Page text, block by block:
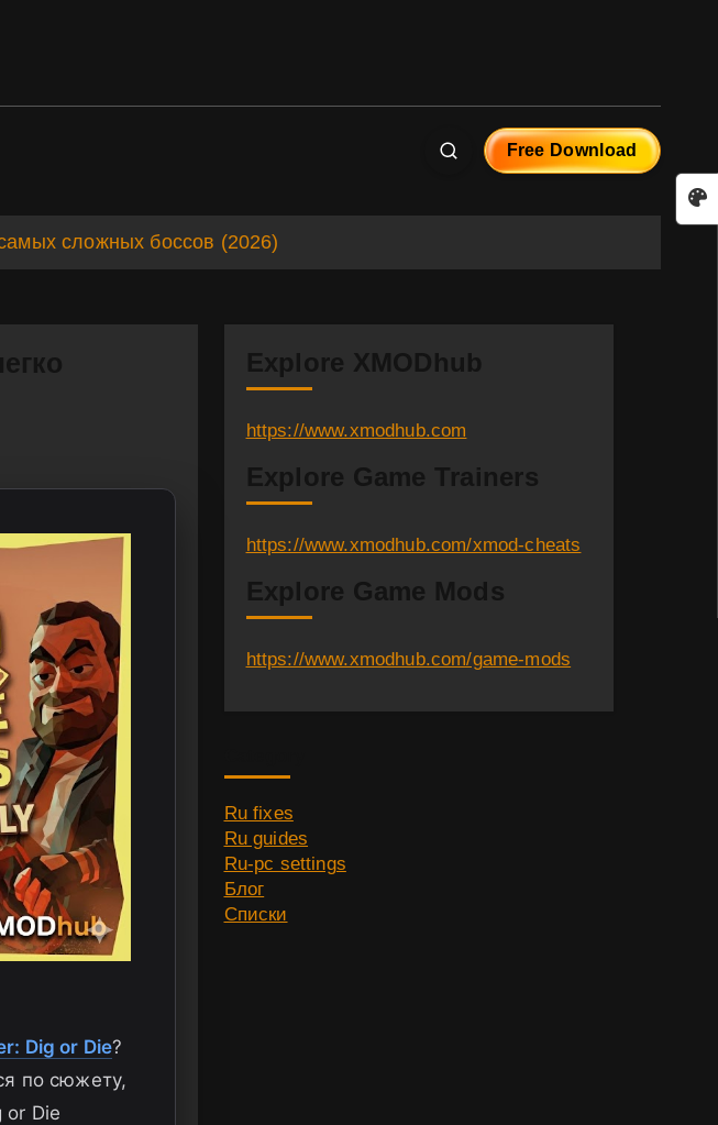
Free Download
сложных боссов (2026)
Dig or Die?
по сюжету,
or Die
Explore XMODhub
https://www.xmodhub.com
Explore Game Trainers
https://www.xmodhub.com/xmod-cheats
Explore Game Mods
https://www.xmodhub.com/game-mods
Ru fixes
Ru guides
Ru-pc settings
Блог
Списки